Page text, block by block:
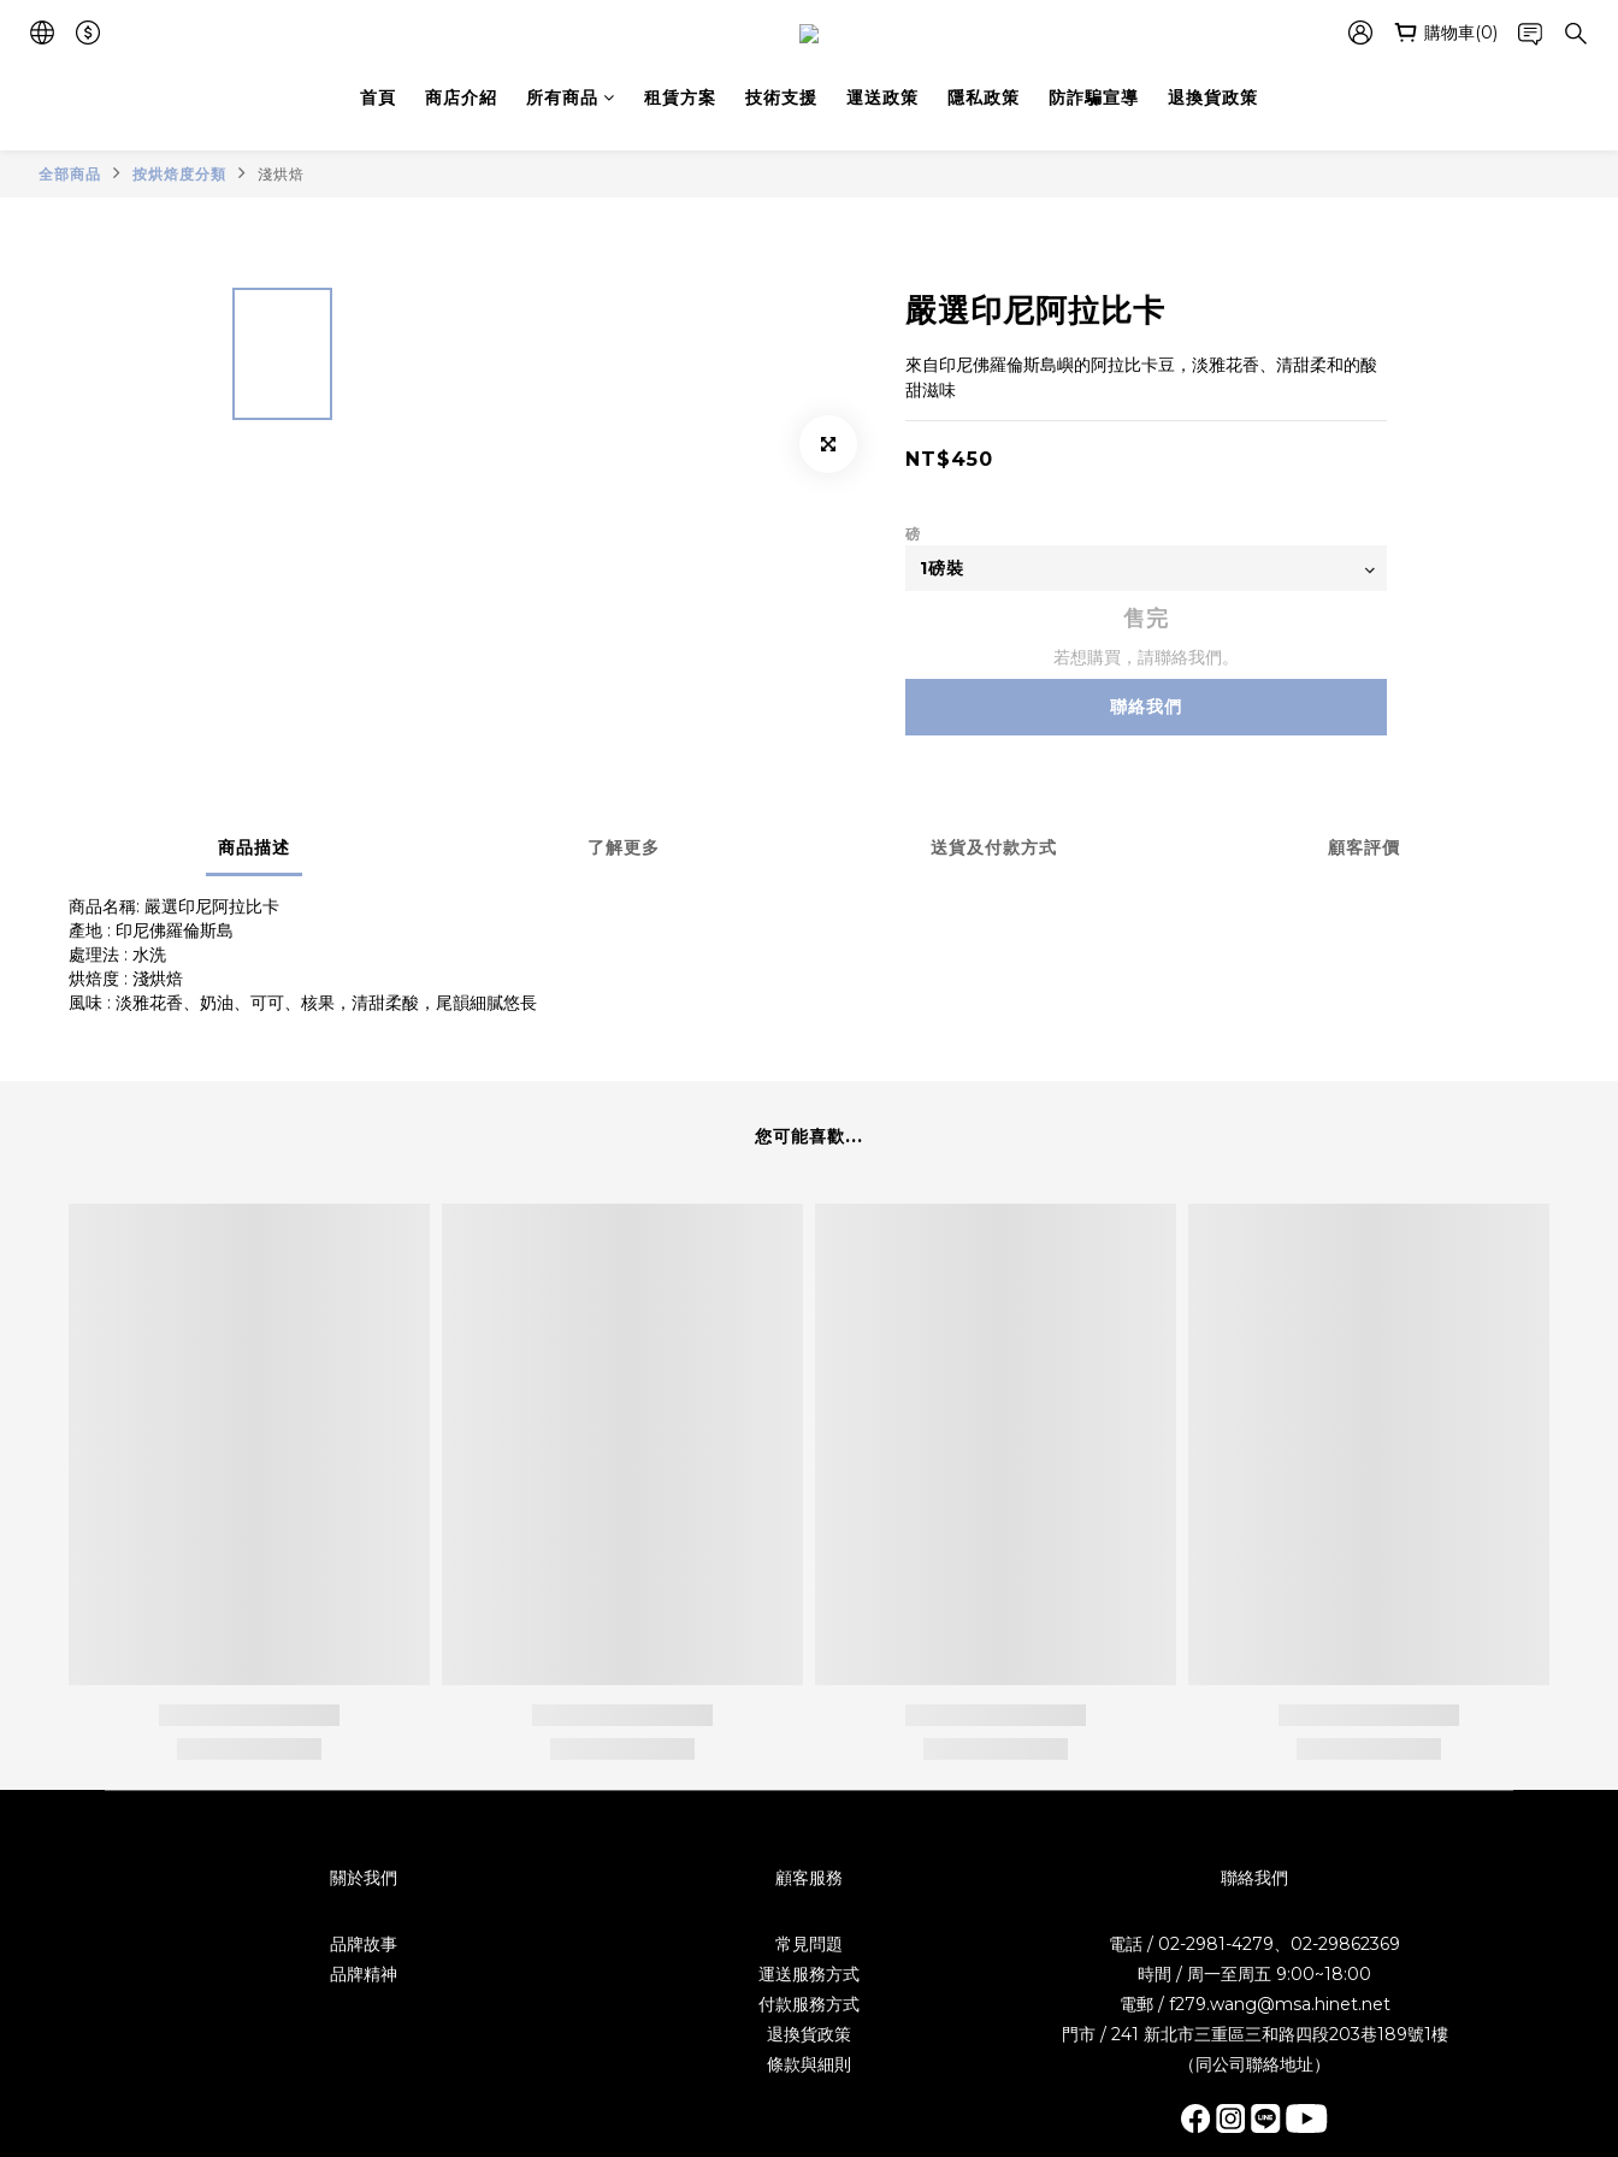
購物車(0)
首頁 商店介紹 所有商品 租賃方案 技術支援 運送政策 隱私政策 防詐騙宣導 退換貨政策
全部商品 按烘焙度分類 淺烘焙
嚴選印尼阿拉比卡
來自印尼佛羅倫斯島嶼的阿拉比卡豆，淡雅花香、清甜柔和的酸
甜滋味
NT$450
磅
售完
若想購買，請聯絡我們。
聯絡我們
商品描述 了解更多 送貨及付款方式 顧客評價
商品名稱: 嚴選印尼阿拉比卡
產地 : 印尼佛羅倫斯島
處理法 : 水洗
烘焙度 : 淺烘焙
風味 : 淡雅花香、奶油、可可、核果，清甜柔酸，尾韻細膩悠長
您可能喜歡...
關於我們
品牌故事
品牌精神
顧客服務
常見問題
運送服務方式
付款服務方式
退換貨政策
條款與細則
聯絡我們
電話 / 02-2981-4279、02-29862369
時間 / 周一至周五 9:00~18:00
電郵 / f279.wang@msa.hinet.net
門市 / 241 新北市三重區三和路四段203巷189號1樓
（同公司聯絡地址）